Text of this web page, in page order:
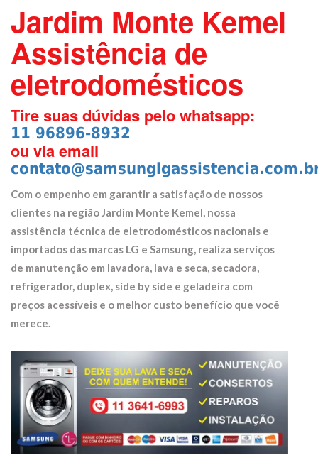
Jardim Monte Kemel
Assistência de
eletrodomésticos
Tire suas dúvidas pelo whatsapp:
11 96896-8932
ou via email
Com o empenho em garantir a satisfação de nossos
clientes na regiãoJardim Monte Kemel, nossa
assistência técnica de eletrodomésticos nacionais e
importados das marcas LG e Samsung, realiza serviços
de manutenção em lavadora, lava e seca, secadora,
refrigerador, duplex, side by side e geladeira com
preços acessíveis e o melhor custo benefício que você
merece.